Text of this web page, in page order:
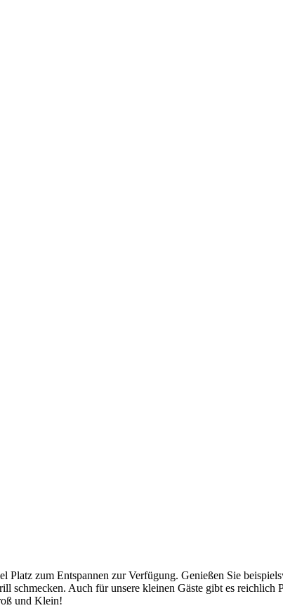
Platz zum Entspannen zur Verfügung. Genießen Sie
schmecken. Auch für unsere kleinen Gäste gibt es reichlich
und Klein!